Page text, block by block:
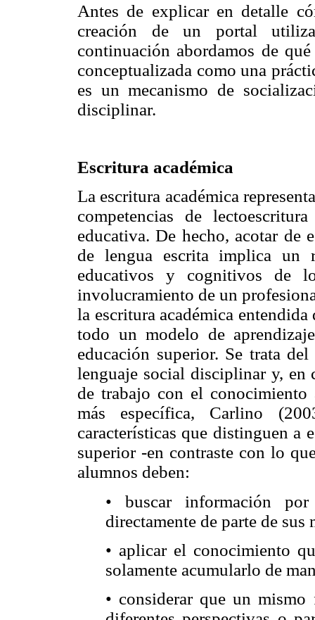
Antes de explicar en detalle
creación de un portal
continuación abordamos de
conceptualizada como una
es un mecanismo de
disciplinar.
Escritura académica
La escritura académica
competencias de
educativa. De hecho, acotar de
de lengua escrita implica un
educativos y cognitivos de
involucramiento de un
la escritura académica
todo un modelo de
educación superior. Se trata
lenguaje social disciplinar y, en
de trabajo con el conocimiento
más específica, Carlino
características que distinguen a
superior -en contraste con lo
alumnos deben:
• buscar información
directamente de parte de sus
• aplicar el conocimiento
solamente acumularlo de
• considerar que un mismo